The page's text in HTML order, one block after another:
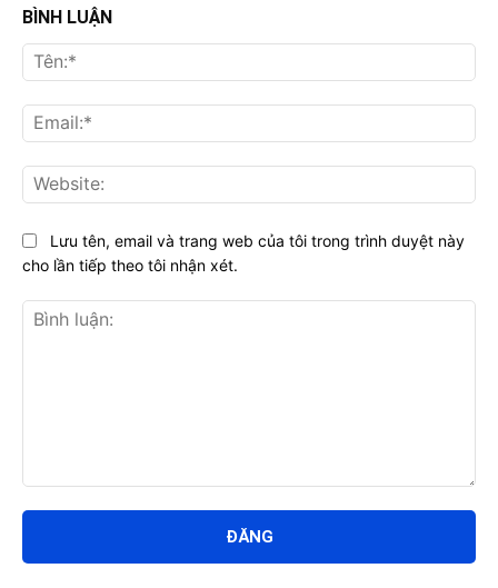
BÌNH LUẬN
luận:
Lưu tên, email và trang web của tôi trong trình duyệt này
cho lần tiếp theo tôi nhận xét.